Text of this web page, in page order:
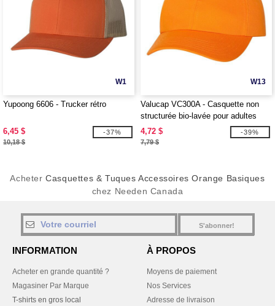
W1
Yupoong 6606 - Trucker rétro
6,45 $
10,18 $
-37%
W13
Valucap VC300A - Casquette non
structurée bio-lavée pour adultes
4,72 $
7,79 $
-39%
AcheterCasquettes & Tuques Accessoires Orange Basiques
chez Needen Canada
S'abonner!
INFORMATION
Acheter en grande quantité ?
Magasiner Par Marque
T-shirts en gros local
À PROPOS
Moyens de paiement
Nos Services
Adresse de livraison